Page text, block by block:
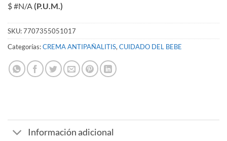
$ #N/A (P.U.M.)
SKU:7707355051017
Categorías:CREMA ANTIPAÑALITIS, CUIDADO DEL BEBE
Información adicional